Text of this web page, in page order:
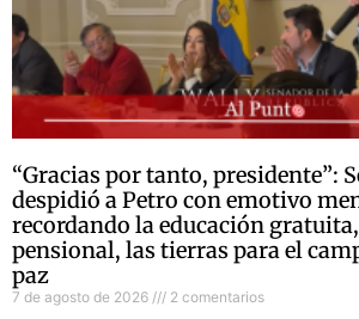
“Gracias por tanto, presidente”:
despidió a Petro con emotivo
recordando la educación
pensional, las tierras para el
paz
7 de agosto de 2026 2 comentarios